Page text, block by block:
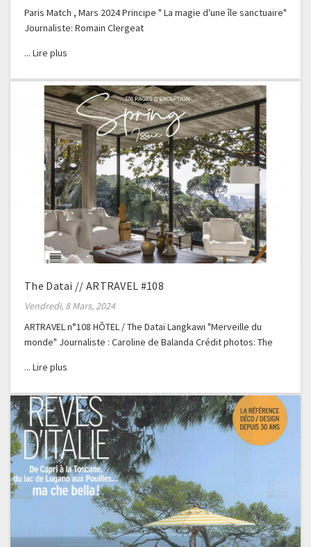
Paris Match , Mars 2024 Principe " La magie d'une île sanctuaire"
Journaliste: Romain Clergeat
The Datai // ARTRAVEL #108
Vendredi, 8 Mars, 2024
ARTRAVEL n°108 HÔTEL / The Dataï Langkawi "Merveille du
monde" Journaliste : Caroline de Balanda Crédit photos: The